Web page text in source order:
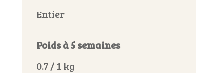
Entier
Poids à 5 semaines
0.7 / 1 kg